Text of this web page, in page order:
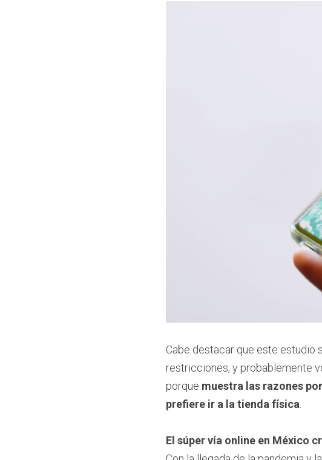
Cabe destacar que este estudio
restricciones, y probablemente
porque muestra las razones
prefiere ir a la tienda física
El súper vía online en México